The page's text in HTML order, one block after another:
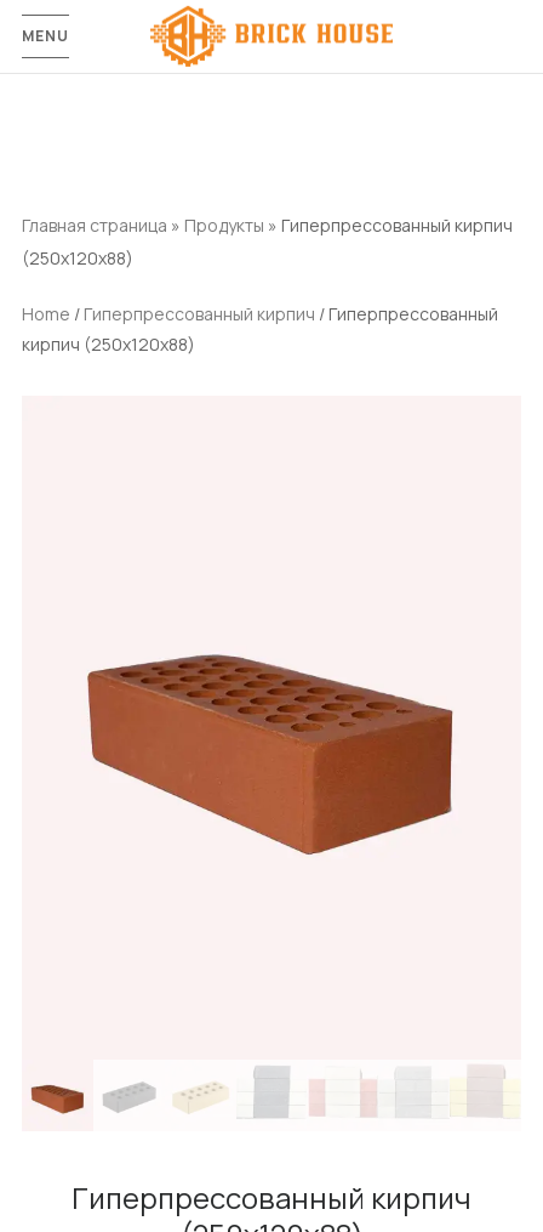
MENU
Главная страница » Продукты » Гиперпрессованный кирпич
(250x120x88)
Home / Гиперпрессованный кирпич / Гиперпрессованный
кирпич (250x120x88)
Гиперпрессованный кирпич